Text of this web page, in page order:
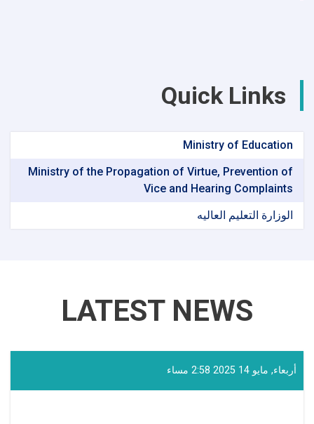
Quick Links
Ministry of Education
Ministry of the Propagation of Virtue, Prevention of
Vice and Hearing Complaints
الوزارة التعلیم العالیه
LATEST NEWS
أربعاء, مايو 14 2025 2:58 مساء